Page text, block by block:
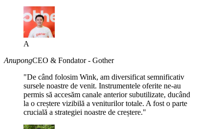
A
AnupongCEO & Fondator - Gother
"De când folosim Wink, am diversificat semnificativ
sursele noastre de venit. Instrumentele oferite ne-au
permis să accesăm canale anterior subutilizate, ducând
la o creștere vizibilă a veniturilor totale. A fost o parte
crucială a strategiei noastre de creștere."